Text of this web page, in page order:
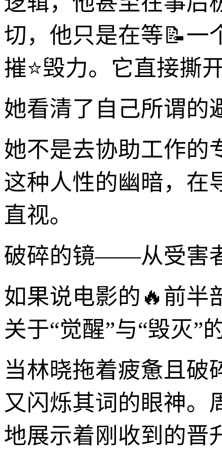
切，他只是在等📝一
摧⭐毁力。它直接撕
她看清了自己所谓的
她不是去协助工作的
这种人性的幽暗，在
直视。
破碎的镜——从受害
如果说电影的🔥前半
关于“觉醒”与“毁灭”
当林晓拖着疲惫且破
又闪烁其词的眼神。
地展示着刚收到的晋